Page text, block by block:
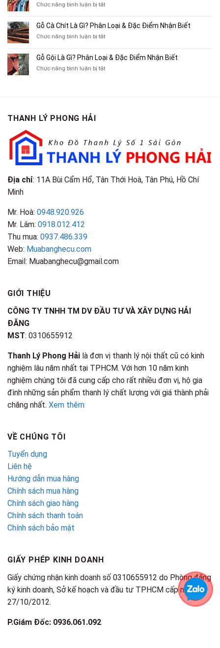
Xe
Cũ,
Xe
Cũ
TP.HCM
Thu
Sách
Tạp
Chí
Chức năng bình luận bị tắtở
Địa
Chỉ
Bán
Áo
Gỗ Cà Chít Là Gì? Phân Loại & Đặc Điểm Nhận Biết
Chức năng bình luận bị tắtở
Chít
Là
Gỗ Gội Là Gì? Phân Loại & Đặc Điểm Nhận Biết
Chức năng bình luận bị tắtở
Điểm
Nhận
Biết
THANH LÝ PHONG HẢI
Địa chỉ: 11A Bùi Cẩm Hổ, Tân Thới Hoà, Tân Phú, Hồ Chí
Minh
Mr. Hoà: 0948.920.926
Mr. Lâm: 0918.012.412
Thu mua: 0937.486.339
Web: Muabanghecu.com
Email: Muabanghecu@gmail.com
GIỚI THIỆU
CÔNG TY TNHH TM DV ĐẦU TƯ VÀ XÂY DỰNG HẢI
ĐĂNG
MST: 0310655912
Thanh Lý Phong Hải là đơn vị thanh lý nội thất cũ có kinh
nghiệm lâu năm nhất tại TPHCM. Với hơn 10 năm kinh
nghiệm chúng tôi đã cung cấp cho rất nhiều đơn vị, hộ gia
đình những sản phẩm thanh lý chất lượng với giá thành phải
chăng nhất. Xem thêm
VỀ CHÚNG TÔI
Tuyển dụng
Liên hệ
Hướng dẫn mua hàng
Chính sách mua hàng
Chính sách giao hàng
Chính sách thanh toán
Chính sách bảo mật
GIẤY PHÉP KINH DOANH
Giấy chứng nhận kinh doanh số 0310655912 do Phòng đăng
ký kinh doanh, Sở kế hoạch và đầu tư TPHCM cấp ngày
27/10/2012.
P.Giám Đốc: 0936.061.092